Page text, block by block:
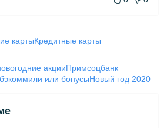
картыКредитные карты
акцииПримсоцбанк
мили или бонусыНовый год 2020